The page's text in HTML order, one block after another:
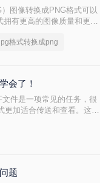
图像转换成PNG格式可以
有更高的图像质量和更丰
格式转换成png
会了！
件是一项常见的任务，很
更加适合传送和查看。这也
题